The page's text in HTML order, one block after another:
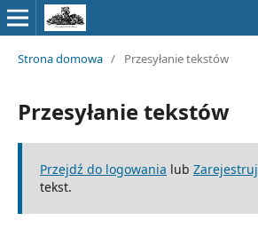
Strona domowa / Przesyłanie tekstów
Przesyłanie tekstów
Przejdź do logowania lub Zarejestruj
tekst.